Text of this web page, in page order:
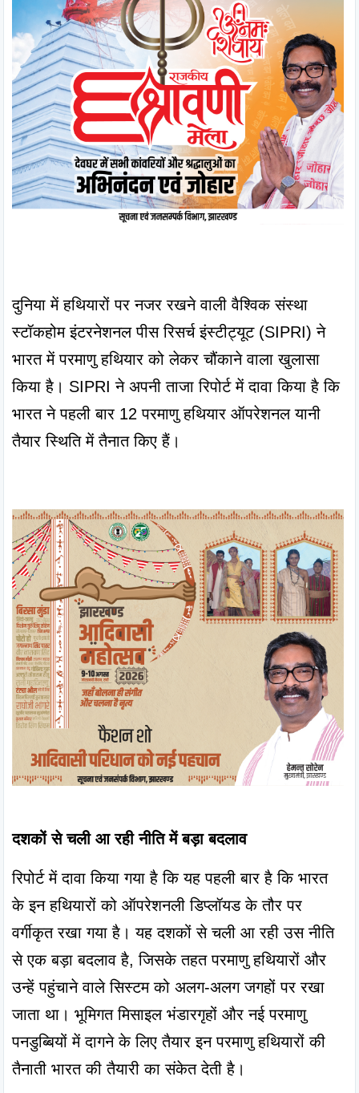
दुनिया में हथियारों पर नजर रखने वाली वैश्विक संस्था
स्टॉकहोम इंटरनेशनल पीस रिसर्च इंस्टीट्यूट (SIPRI) ने
भारत में परमाणु हथियार को लेकर चौंकाने वाला खुलासा
किया है। SIPRI ने अपनी ताजा रिपोर्ट में दावा किया है कि
भारत ने पहली बार 12 परमाणु हथियार ऑपरेशनल यानी
तैयार स्थिति में तैनात किए हैं।
दशकों से चली आ रही नीति में बड़ा बदलाव
रिपोर्ट में दावा किया गया है कि यह पहली बार है कि भारत
के इन हथियारों को ऑपरेशनली डिप्लॉयड के तौर पर
वर्गीकृत रखा गया है। यह दशकों से चली आ रही उस नीति
से एक बड़ा बदलाव है, जिसके तहत परमाणु हथियारों और
उन्हें पहुंचाने वाले सिस्टम को अलग-अलग जगहों पर रखा
जाता था। भूमिगत मिसाइल भंडारगृहों और नई परमाणु
पनडुब्बियों में दागने के लिए तैयार इन परमाणु हथियारों की
तैनाती भारत की तैयारी का संकेत देती है।